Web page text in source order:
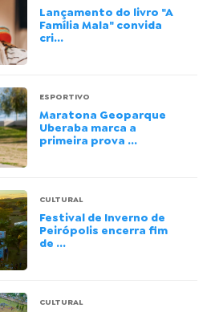
Lançamento do livro "A
Família Mala" convida
cri...
ESPORTIVO
Maratona Geoparque
Uberaba marca a
primeira prova ...
CULTURAL
Festival de Inverno de
Peirópolis encerra fim
de ...
CULTURAL